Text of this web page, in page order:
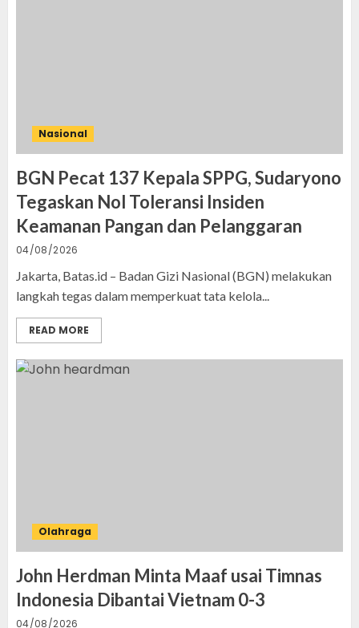
Nasional
BGN Pecat 137 Kepala SPPG, Sudaryono
Tegaskan Nol Toleransi Insiden
Keamanan Pangan dan Pelanggaran
04/08/2026
Jakarta, Batas.id – Badan Gizi Nasional (BGN) melakukan
langkah tegas dalam memperkuat tata kelola...
READ MORE
Olahraga
John Herdman Minta Maaf usai Timnas
Indonesia Dibantai Vietnam 0-3
04/08/2026